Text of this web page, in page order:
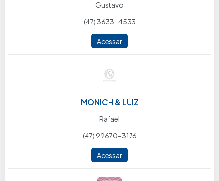
Gustavo
(47) 3633-4533
Acessar
MONICH & LUIZ
Rafael
(47) 99670-3176
Acessar